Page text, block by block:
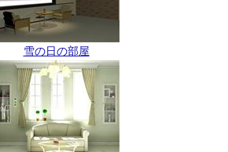
雪の日の部屋